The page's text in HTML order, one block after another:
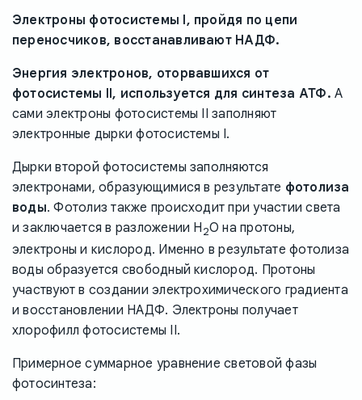
Электроны фотосистемы I, пройдя по цепи
переносчиков, восстанавливают НАДФ.
Энергия электронов, оторвавшихся от
фотосистемы II, используется для синтеза АТФ. А
сами электроны фотосистемы II заполняют
электронные дырки фотосистемы I.
Дырки второй фотосистемы заполняются
электронами, образующимися в результате фотолиза
воды. Фотолиз также происходит при участии света
и заключается в разложении H2O на протоны,
электроны и кислород. Именно в результате фотолиза
воды образуется свободный кислород. Протоны
участвуют в создании электрохимического градиента
и восстановлении НАДФ. Электроны получает
хлорофилл фотосистемы II.
Примерное суммарное уравнение световой фазы
фотосинтеза: